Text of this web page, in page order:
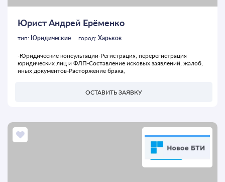
Юрист Андрей Ерёменко
тип: Юридические город: Харьков
-Юридические консультации-Регистрация, перерегистрация
юридических лиц и ФЛП-Составление исковых заявлений, жалоб,
иных документов-Расторжение брака,
ОСТАВИТЬ ЗАЯВКУ